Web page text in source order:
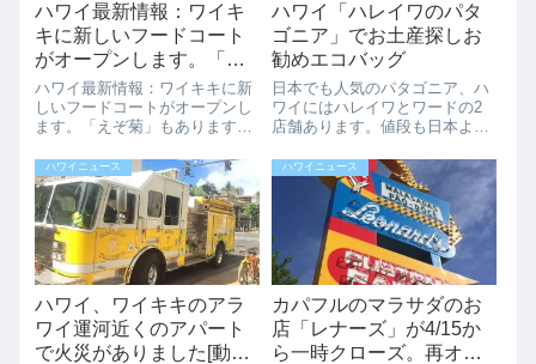
ハワイ最新情報：ワイキ
キに新しいフードコート
がオープンします。「え
ぞ菊」もありますよ！！
Update
ハワイ最新情報：ワイキキに新
しいフードコートがオープンし
ます。「えぞ菊」もあります
に新しいフードコートが2019年
オープン予定です。フードコー
トの名前は、「ロイヤルハワイ
アン・ダイニングプラザ」、場
所はTギ...
ハワイ「ハレイワのパタ
ゴニア」でお土産探しお
勧めエコバッグ
日本でも人気のパタゴニア、ハ
ワイにはハレイワとワードの2
店舗あります。値段も日本より
コバッグもあるので、自分への
プレゼント、お友達へのお土産
にとってもお勧めです。ハレイ
ワ、ワードともそれぞれのハワ
イパタゴニア限定...
ハワイニュース
ハワイ、ワイキキのアラ
ワイ運河近くのアパート
で火災がありました[動画
ハワイニュース
カパフルのマラサダのお
店「レナーズ」が4/15か
ら一時クローズ。再オー